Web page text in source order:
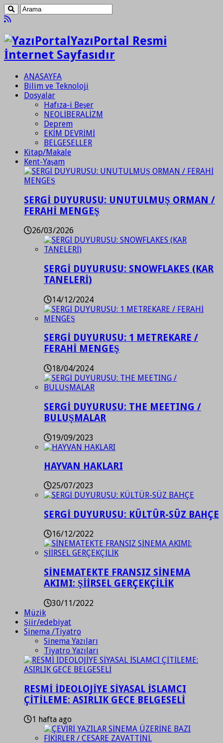
YazıPortal Resmi
İnternet Sayfasıdır
ANASAYFA
Bilim ve Teknoloji
Dosyalar
Hafıza-i Beşer
NEOLİBERALİZM
Deprem
EKİM DEVRİMİ
BELGESELLER
Kitap/Makale
Kent-Yaşam
SERGİ DUYURUSU: UNUTULMUŞ ORMAN /
FERAHİ MENGEŞ
26/03/2026
SERGİ DUYURUSU: SNOWFLAKES (KAR
TANELERİ)
14/12/2024
SERGİ DUYURUSU: 1 METREKARE /
FERAHİ MENGEŞ
18/04/2024
SERGİ DUYURUSU: THE MEETING /
BULUŞMALAR
19/09/2023
HAYVAN HAKLARI
25/07/2023
SERGİ DUYURUSU: KÜLTÜR-SÜZ BAHÇE
16/12/2022
SİNEMATEKTE FRANSIZ SİNEMA
AKIMI: ŞİİRSEL GERÇEKÇİLİK
30/11/2022
Müzik
Şiir/edebiyat
Sinema /Tiyatro
Sinema Yazıları
Tiyatro Yazıları
RESMİ İDEOLOJİYE SİYASAL İSLAMCI
ÇİTİLEME: ASIRLIK GECE BELGESELİ
1 hafta ago